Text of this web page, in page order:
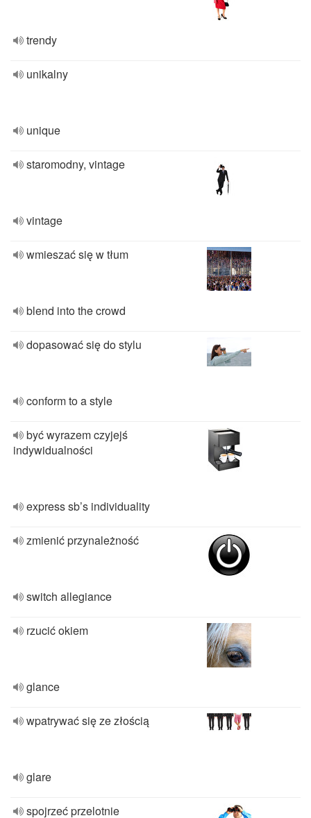
trendy
unikalny
unique
staromodny, vintage
vintage
wmieszać się w tłum
blend into the crowd
dopasować się do stylu
conform to a style
być wyrazem czyjejś
indywidualności
express sb’s individuality
zmienić przynależność
switch allegiance
rzucić okiem
glance
wpatrywać się ze złością
glare
spojrzeć przelotnie